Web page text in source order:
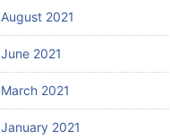
August 2021
June 2021
March 2021
January 2021